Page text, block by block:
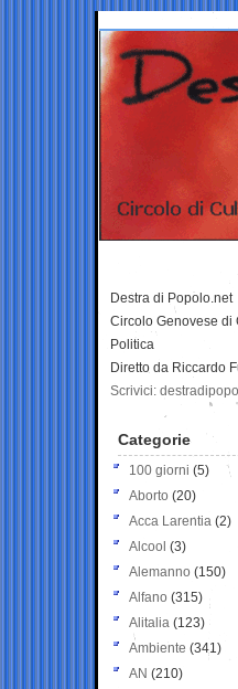
Destra di Popolo.net
Circolo Genovese di
Politica
Diretto da Riccardo
Scrivici:
Categorie
100 giorni (5)
Aborto (20)
Acca Larentia (2)
Alcool (3)
Alemanno (150)
Alfano (315)
Alitalia (123)
Ambiente (341)
AN (210)